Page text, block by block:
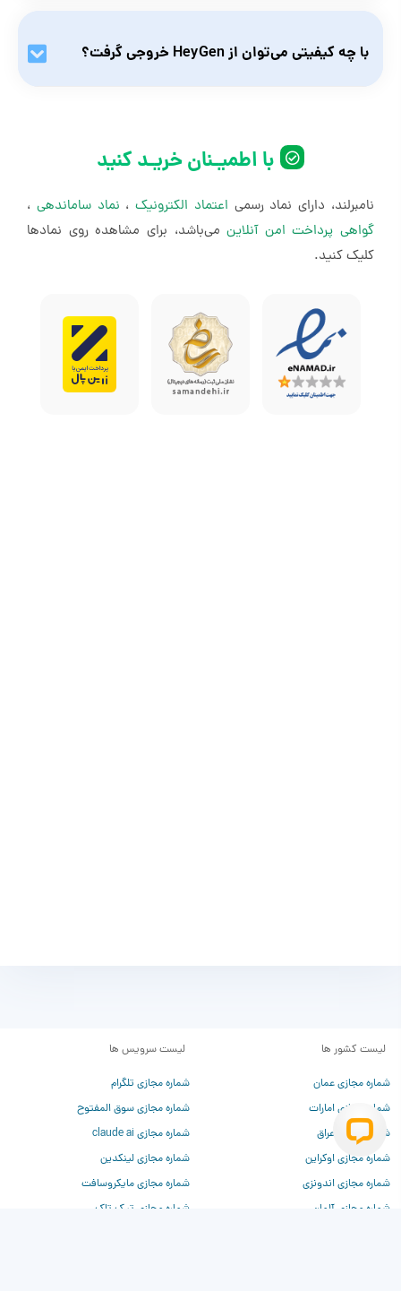
با چه کیفیتی می‌توان از HeyGen خروجی گرفت؟
با اطمیـنان خریـد کنید
نامبرلند، دارای نماد رسمی اعتماد الکترونیک، نماد ساماندهی ،
گواهی پرداخت امن آنلاینمی‌باشد، برای مشاهده روی نمادها
کلیک کنید.
لیست کشور ها
شماره مجازی عمان
شماره مجازی امارات
شماره مجازی عراق
شماره مجازی اوکراین
شماره مجازی اندونزی
شماره مجازی آلمان
لیست سرویس ها
شماره مجازی تلگرام
شماره مجازی سوق المفتوح
شماره مجازی claude ai
شماره مجازی لینکدین
شماره مجازی مایکروسافت
شماره مجازی تیک تاک